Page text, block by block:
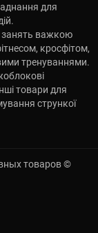
для
занять важкою
кросфітом,
тренуваннями.
товари для
стрункої
товаров ©